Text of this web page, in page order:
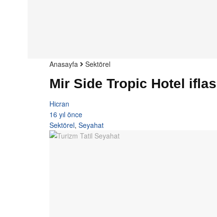
Anasayfa Sektörel
Mir Side Tropic Hotel
Hicran
16 yıl önce
Sektörel, Seyahat